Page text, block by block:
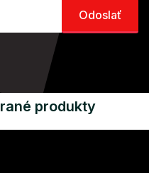
produkty